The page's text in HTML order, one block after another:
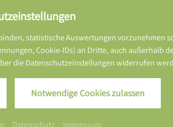
statistische Auswertungen
Cookie-IDs) an Dritte, auch außerhalb
die Datenschutzeinstellungen widerrufen
Notwendige Cookies zulassen
Datenschutz Impressum